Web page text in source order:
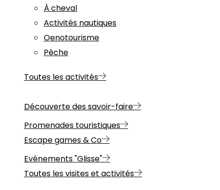
À cheval
Activités nautiques
Oenotourisme
Pêche
Toutes les activités
Découverte des savoir-faire
Promenades touristiques
Escape games & Co
Evénements "Glisse"
Toutes les visites et activités